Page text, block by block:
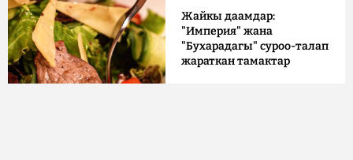
Жайкы даамдар:
"Империя" жана
"Бухарадагы" суроо-талап
жараткан тамактар